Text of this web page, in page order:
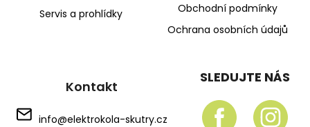
Servis a prohlídky
Obchodní podmínky
Ochrana osobních údajů
Kontakt
info@elektrokola-skutry.cz
SLEDUJTE NÁS